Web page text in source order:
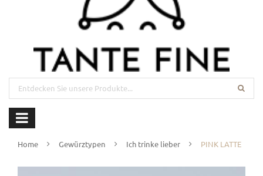
Home Gewürztypen Ich trinke lieber PINK LATTE